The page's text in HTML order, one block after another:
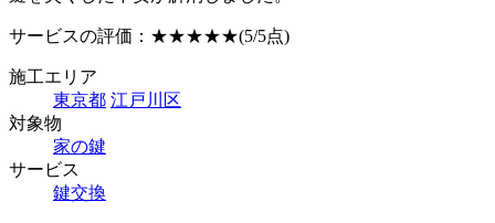
サービスの評価： ★★★★★(5/5点)
施工エリア
東京都 江戸川区
対象物
家の鍵
サービス
鍵交換